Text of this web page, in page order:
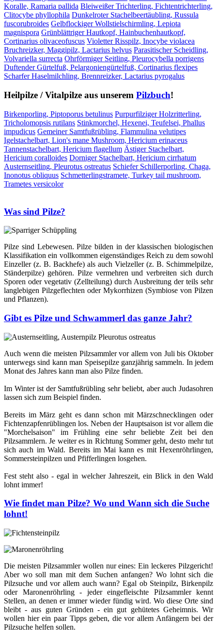
Koralle, Ramaria pallida Bleiweißer Trichterling, Fichtentrichterling,
Clitocybe phyllophila Dunkelroter Stachelbeertäubling, Russula
fuscorubroides Gelbflockiger Wollstielschirmling, Lepiota
magnispora Grünblättriger Hautkopf, Hainbuchenhautkopf,
Cortinarius olivaceofuscus Violetter Risspilz, Inocybe violacea
Bruchreizker, Maggipilz, Lactarius helvus Parasitischer Scheidling,
Volvariella surrecta Ohrförmiger Seitling, Pleurocybella porrigens
Duftender Gürtelfuß, Pelargoniengürtelfuß, Cortinarius flexipes
Scharfer Haselmilchling, Brennreizker, Lactarius pyrogalus
Heilpilze / Vitalpilze aus unserem Pilzbuch!
Birkenporling, Piptoporus betulinus Purpurfilziger Holzritterling,
Tricholomopsis rutilans Stinkmorchel, Hexenei, Teufelsei, Phallus
impudicus Gemeiner Samtfußrübling, Flammulina velutipes
Igelstachelbart, Lion's mane Mushroom, Hericium erinaceus
Tannenstachelbart, Hericium flagellum Ästiger Stachelbart,
Hericium coralloides Dorniger Stachelbart, Hericium cirrhatum
Austernseitling, Pleurotus ostreatus Schiefer Schillerporling, Chaga,
Inonotus obliquus Schmetterlingstramete, Turkey tail mushroom,
Trametes versicolor
Was sind Pilze?
Pilze sind Lebewesen. Pilze bilden in der klassischen biologischen
Klassifikation ein vollkommen eigenständiges Reich zu dem sowohl
Einzeller (z. B. Backhefe) als auch Vielzeller (z. B. Schimmelpilze,
Ständerpilze) gehören. Pilze vermehren und verbreiten sich durch
Sporen oder vegetativ (Zellteilung) durch Ausbreitung der teils sehr
langlebigen Pilzgeflechten oder Mykorrhizen (Symbiose von Pilzen
und Pflanzen).
Gibt es Pilze und Schwammerl das ganze Jahr?
Auch wenn die meisten Pilzsammler vor allem von Juli bis Oktober
unterwegs sind kann man Speisepilze ganzjährig sammeln. In jedem
Monat des Jahres kann man also Pilze finden.
Im Winter ist der Samtfußrübling sehr beliebt, aber auch Judasohren
lassen sich zum Beispiel finden.
Bereits im März geht es dann schon mit Märzschnecklingen oder
Fichtenzapfenrüblingen los. Neben der Hauptsaison ist vor allem die
"Morchelsaison" im Frühling eine sehr beliebte Zeit bei den
Pilzsammlern. Je weiter es in Richtung Sommer geht, desto mehr tut
sich auch im Wald. Bereits im Mai kann es mit Hexenröhrlingen,
Sommersteinpilzen und Pfifferlingen losgehen.
Fest steht also - egal in welcher Jahreszeit, ein Blick in den Wald
lohnt immer!
Wie findet man Pilze? Wo und Wann sich die Suche
lohnt!
Die meisten Pilzsammler wollen nur eines: Ein leckeres Pilzgericht!
Aber wo soll man mit dem Suchen anfangen? Wo lohnt sich die
Pilzsuche und vor allem auch wann? Egal ob Steinpilz, Birkenpilz
oder Maronenröhrling - jeder eingefleischte Pilzsammler kennt
Stellen, an denen er immer wieder fündig wird. Wo diese Orte sind
bleibt - aus guten Gründen - ein gut gehütetes Geheimnis. Wir
wollen hier ein paar Tipps geben, die vor allem Anfängern bei der
Pilzsuche helfen sollen.